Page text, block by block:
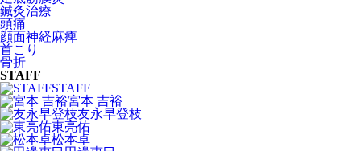
鍼灸治療
頭痛
顔面神経麻痺
首こり
骨折
STAFF
STAFF
宮本 吉裕
友永早登枝
東亮佑
松本卓